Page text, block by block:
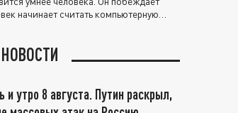
начинает считать компьютерную
и утро 8 августа. Путин раскрыл,